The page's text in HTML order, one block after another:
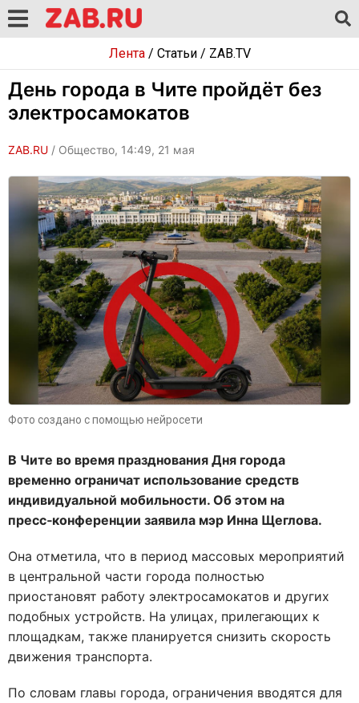
Лента/ Статьи/ ZAB.TV
День города в Чите пройдёт без
электросамокатов
ZAB.RU / Общество, 14:49, 21 мая
Фото создано с помощью нейросети
В Чите во время празднования Дня города
временно ограничат использование средств
индивидуальной мобильности. Об этом на
пресс‑конференции заявила мэр Инна Щеглова.
Она отметила, что в период массовых мероприятий
в центральной части города полностью
приостановят работу электросамокатов и других
подобных устройств. На улицах, прилегающих к
площадкам, также планируется снизить скорость
движения транспорта.
По словам главы города, ограничения вводятся для